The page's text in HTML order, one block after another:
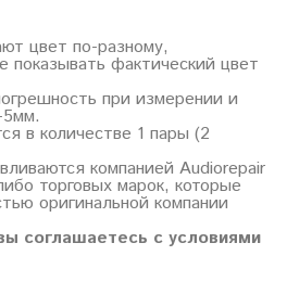
цвет по-разному,
фактический цвет
при измерении и
5мм.
в количестве 1 пары (2
компанией Audiorepair
торговых марок, которые
оригинальной компании
соглашаетесь с условиями